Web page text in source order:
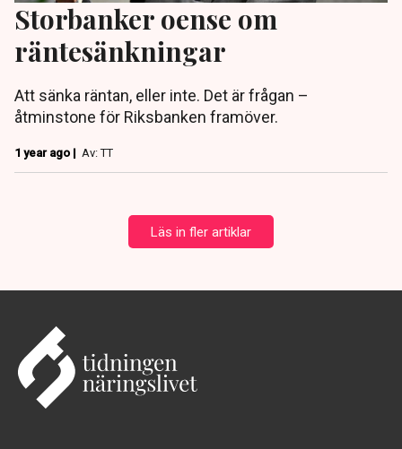
Storbanker oense om
räntesänkningar
Att sänka räntan, eller inte. Det är frågan –
åtminstone för Riksbanken framöver.
1 year ago | Av: TT
Läs in fler artiklar